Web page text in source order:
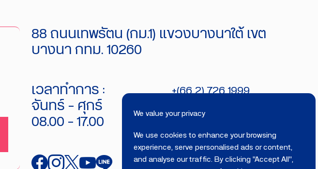
We value your privacy
We use cookies to enhance your browsing
experience, serve personalised ads or content,
and analyse our traffic. By clicking "Accept All",
88 ถนนเทพรัตน (กม.1) แขวงบางนาใต้ เขต
บางนา กทม. 10260
เวลาทำการ :
จันทร์ - ศุกร์
08.00 - 17.00
+(66 2) 726 1999
bitecburi@bhirajburi.co.th